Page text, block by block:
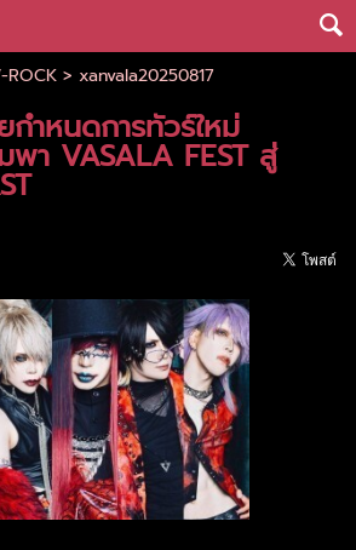
ROCK> xanvala20250817
ำหนดการทัวร์ใหม่
พา VASALA FEST สู่